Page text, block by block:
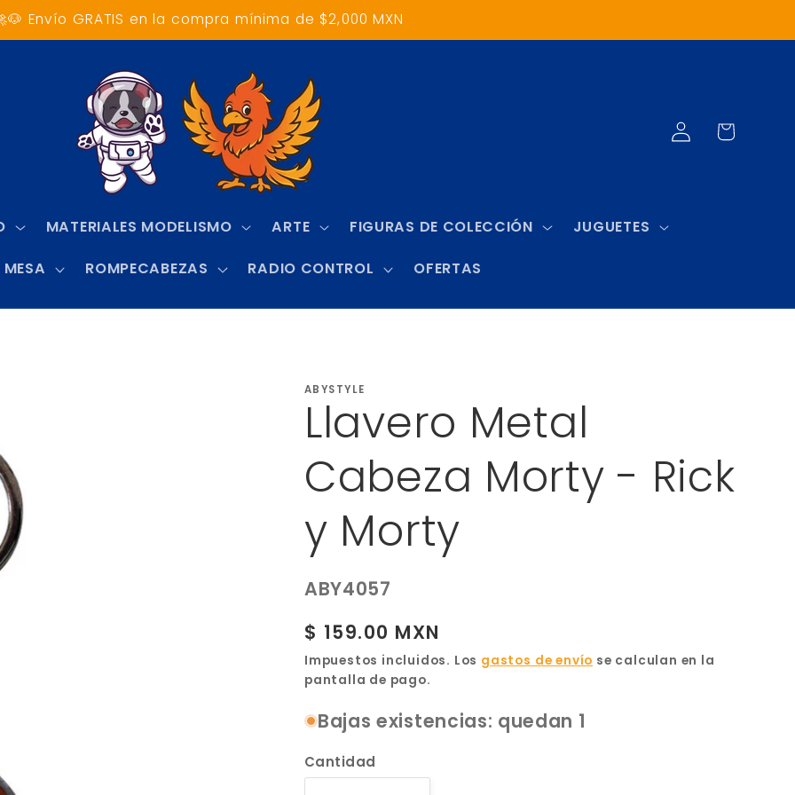
Envío GRATIS en la compra mínima de $2,000 MXN
MATERIALES MODELISMO ARTE FIGURAS DE COLECCIÓN JUGUETES
ROMPECABEZAS RADIO CONTROL OFERTAS
Iniciar
sesión
Carrito
ABYSTYLE
Llavero Metal
Cabeza Morty - Rick
y Morty
SKU:
ABY4057
Precio
habitual
$ 159.00 MXN
Impuestos incluidos. Los gastos de envío se calculan en la
pantalla de pago.
Bajas existencias: quedan 1
Cantidad